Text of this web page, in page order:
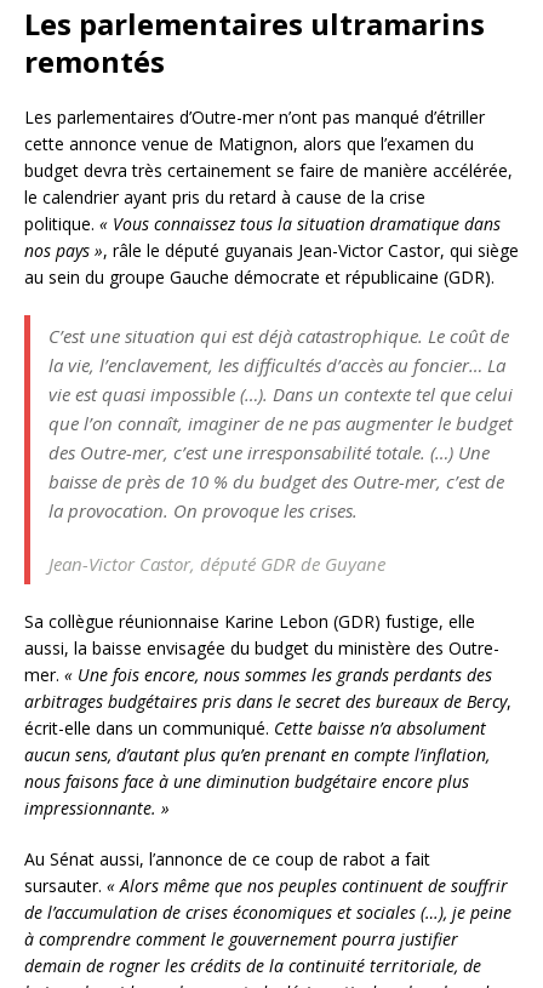
Les parlementaires ultramarins
remontés
Les parlementaires d’Outre-mer n’ont pas manqué d’étriller
cette annonce venue de Matignon, alors que l’examen du
budget devra très certainement se faire de manière accélérée,
le calendrier ayant pris du retard à cause de la crise
politique. « Vous connaissez tous la situation dramatique dans
nos pays », râle le député guyanais Jean-Victor Castor, qui siège
au sein du groupe Gauche démocrate et républicaine (GDR).
C’est une situation qui est déjà catastrophique. Le coût de
la vie, l’enclavement, les difficultés d’accès au foncier… La
vie est quasi impossible (…). Dans un contexte tel que celui
que l’on connaît, imaginer de ne pas augmenter le budget
des Outre-mer, c’est une irresponsabilité totale. (…) Une
baisse de près de 10 % du budget des Outre-mer, c’est de
la provocation. On provoque les crises.
Jean-Victor Castor, député GDR de Guyane
Sa collègue réunionnaise Karine Lebon (GDR) fustige, elle
aussi, la baisse envisagée du budget du ministère des Outre-
mer. « Une fois encore, nous sommes les grands perdants des
arbitrages budgétaires pris dans le secret des bureaux de Bercy,
écrit-elle dans un communiqué. Cette baisse n’a absolument
aucun sens, d’autant plus qu’en prenant en compte l’inflation,
nous faisons face à une diminution budgétaire encore plus
impressionnante. »
Au Sénat aussi, l’annonce de ce coup de rabot a fait
sursauter. « Alors même que nos peuples continuent de souffrir
de l’accumulation de crises économiques et sociales (…), je peine
à comprendre comment le gouvernement pourra justifier
demain de rogner les crédits de la continuité territoriale, de